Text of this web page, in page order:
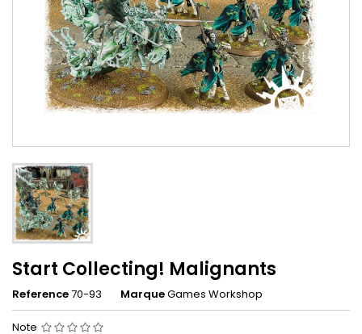
Start Collecting! Malignants
Reference70-93 MarqueGames Workshop
Note